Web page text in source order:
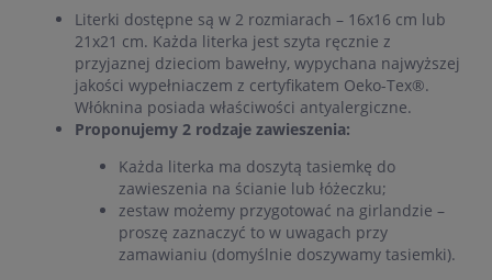
Literki dostępne są w 2 rozmiarach – 16x16 cm lub
21x21 cm. Każda literka jest szyta ręcznie z
przyjaznej dzieciom bawełny, wypychana najwyższej
jakości wypełniaczem z certyfikatem Oeko-Tex®.
Włóknina posiada właściwości antyalergiczne.
Proponujemy 2 rodzaje zawieszenia:
Każda literka ma doszytą tasiemkę do
zawieszenia na ścianie lub łóżeczku;
zestaw możemy przygotować na girlandzie –
proszę zaznaczyć to w uwagach przy
zamawianiu (domyślnie doszywamy tasiemki).